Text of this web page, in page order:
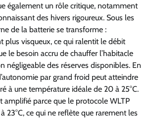
également un rôle critique, notamment
des hivers rigoureux. Sous les
de la batterie se transforme :
plus visqueux, ce qui ralentit le débit
le besoin accru de chauffer l’habitacle
négligeable des réserves disponibles. En
par grand froid peut atteindre
à une température idéale de 20 à 25°C.
amplifié parce que le protocole WLTP
23°C, ce qui ne reflète que rarement les